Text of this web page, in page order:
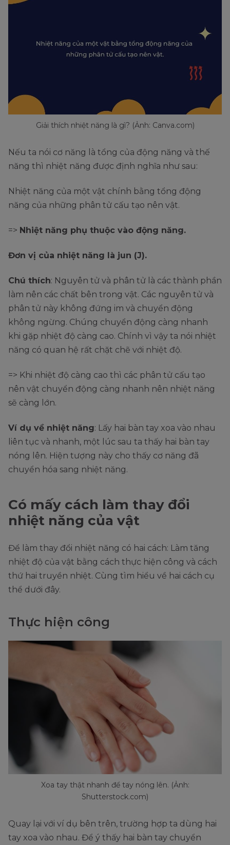
Giải thích nhiệt năng là gì? (Ảnh: Canva.com)
Nếu ta nói cơ năng là tổng của động năng và thế
năng thì nhiệt năng được định nghĩa như sau:
Nhiệt năng của một vật chính bằng tổng động
năng của những phân tử cấu tạo nên vật.
=> Nhiệt năng phụ thuộc vào động năng.
Đơn vị của nhiệt năng là jun (J).
Chú thích: Nguyên tử và phân tử là các thành phần
làm nên các chất bên trong vật. Các nguyên tử và
phân tử này không đứng im và chuyển động
không ngừng. Chúng chuyển động càng nhanh
khi gặp nhiệt độ càng cao. Chính vì vậy ta nói nhiệt
năng có quan hệ rất chặt chẽ với nhiệt độ.
=> Khi nhiệt độ càng cao thì các phân tử cấu tạo
nên vật chuyển động càng nhanh nên nhiệt năng
sẽ càng lớn.
Ví dụ về nhiệt năng: Lấy hai bàn tay xoa vào nhau
liên tục và nhanh, một lúc sau ta thấy hai bàn tay
nóng lên. Hiện tượng này cho thấy cơ năng đã
chuyển hóa sang nhiệt năng.
Có mấy cách làm thay đổi
nhiệt năng của vật
Để làm thay đổi nhiệt năng có hai cách: Làm tăng
nhiệt độ của vật bằng cách thực hiện công và cách
thứ hai truyền nhiệt. Cùng tìm hiểu về hai cách cụ
thể dưới đây.
Thực hiện công
Xoa tay thật nhanh để tay nóng lên. (Ảnh:
Shutterstock.com)
Quay lại với ví dụ bên trên, trường hợp ta dùng hai
tay xoa vào nhau. Để ý thấy hai bàn tay chuyển